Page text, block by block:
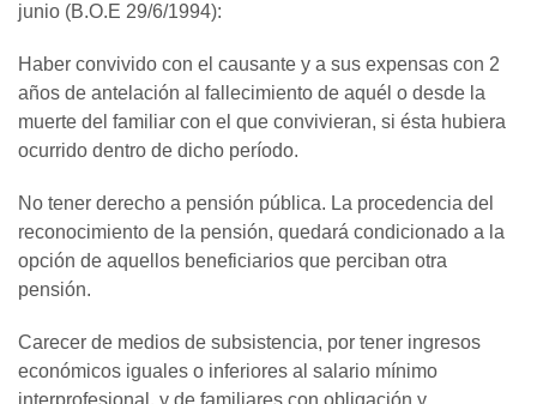
junio (B.O.E 29/6/1994):
Haber convivido con el causante y a sus expensas con 2
años de antelación al fallecimiento de aquél o desde la
muerte del familiar con el que convivieran, si ésta hubiera
ocurrido dentro de dicho período.
No tener derecho a pensión pública. La procedencia del
reconocimiento de la pensión, quedará condicionado a la
opción de aquellos beneficiarios que perciban otra
pensión.
Carecer de medios de subsistencia, por tener ingresos
económicos iguales o inferiores al salario mínimo